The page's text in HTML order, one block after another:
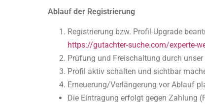
Ablauf der Registrierung
Registrierung bzw. Profil-Upgrade
https://gutachter-suche.com/experte-
Prüfung und Freischaltung durch unser
Profil aktiv schalten und sichtbar
Erneuerung/Verlängerung vor Ablauf
Die Eintragung erfolgt gegen Zahlung